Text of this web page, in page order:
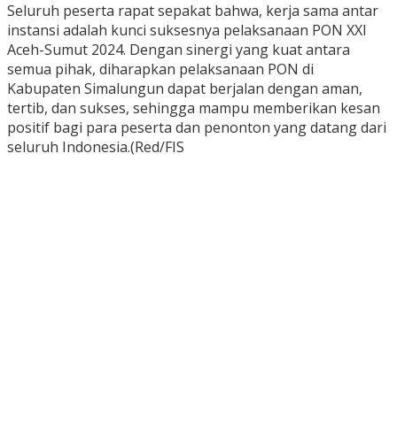
Seluruh peserta rapat sepakat bahwa, kerja sama antar
instansi adalah kunci suksesnya pelaksanaan PON XXI
Aceh-Sumut 2024. Dengan sinergi yang kuat antara
semua pihak, diharapkan pelaksanaan PON di
Kabupaten Simalungun dapat berjalan dengan aman,
tertib, dan sukses, sehingga mampu memberikan kesan
positif bagi para peserta dan penonton yang datang dari
seluruh Indonesia.(Red/FIS